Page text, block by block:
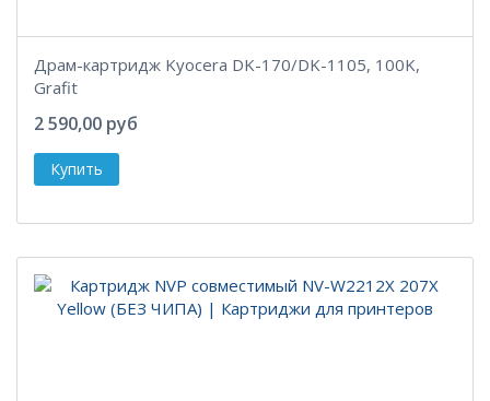
Драм-картридж Kyocera DK-170/DK-1105, 100K,
Grafit
2 590,00 руб